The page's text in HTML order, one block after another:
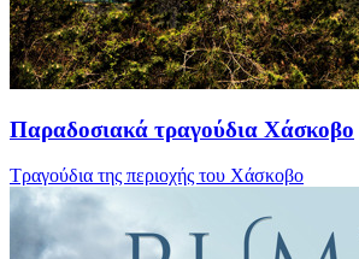
Παραδοσιακά τραγούδια Χάσκοβο
Τραγούδια της περιοχής του Χάσκοβο